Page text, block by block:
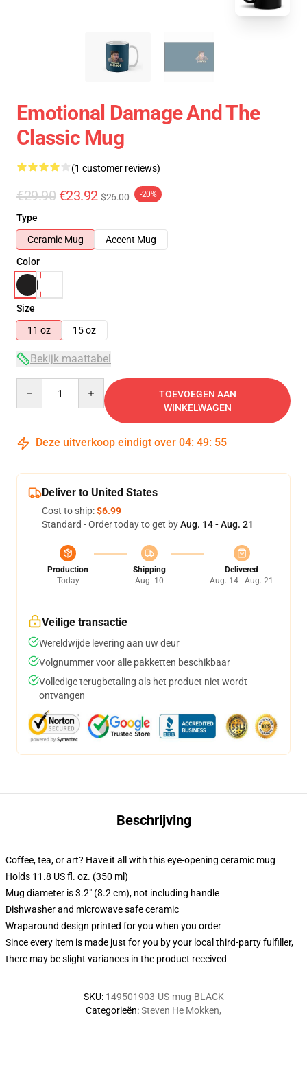
Emotional Damage And The
Classic Mug
(1 customer reviews)
€29.90 €23.92 $26.00 -20%
Type
Ceramic Mug
Accent Mug
Color
Size
11 oz
15 oz
Bekijk maattabel
TOEVOEGEN AAN
WINKELWAGEN
Deze uitverkoop eindigt over 04: 49: 54
Deliver to United States
Cost to ship:$6.99
Standard - Order today to get byAug. 14 - Aug. 21
Production
Today
Shipping
Aug. 10
Delivered
Aug. 14 - Aug. 21
Veilige transactie
Wereldwijde levering aan uw deur
Volgnummer voor alle pakketten beschikbaar
Volledige terugbetaling als het product niet wordt
ontvangen
Beschrijving
Coffee, tea, or art? Have it all with this eye-opening ceramic mug
Holds 11.8 US fl. oz. (350 ml)
Mug diameter is 3.2" (8.2 cm), not including handle
Dishwasher and microwave safe ceramic
Wraparound design printed for you when you order
Since every item is made just for you by your local third-party fulfiller,
there may be slight variances in the product received
SKU: 149501903-US-mug-BLACK
Categorieën:Steven He Mokken,